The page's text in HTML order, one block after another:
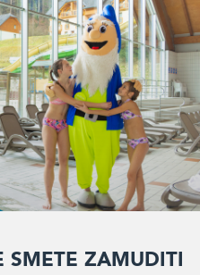
smete zamuditi